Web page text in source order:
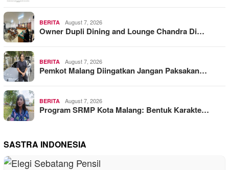
BERITA August 7, 2026
Owner Dupli Dining and Lounge Chandra Di…
BERITA August 7, 2026
Pemkot Malang Diingatkan Jangan Paksakan…
BERITA August 7, 2026
Program SRMP Kota Malang: Bentuk Karakte…
SASTRA INDONESIA